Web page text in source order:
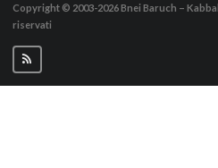
Copyright © 2003-2026Bnei Baruch –
riservati